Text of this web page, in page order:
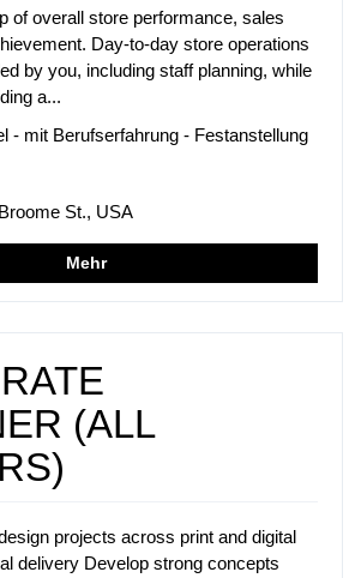
of overall store performance, sales
Day-to-day store operations
by you, including staff planning, while
a...
- mit Berufserfahrung - Festanstellung
St., USA
Mehr
(ALL
projects across print and digital
delivery Develop strong concepts